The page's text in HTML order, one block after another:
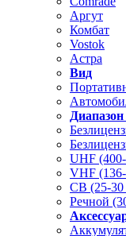
Аргут
Комбат
Vostok
Астра
Вид
Диапазон
UHF
VHF
CB (25-
Речной